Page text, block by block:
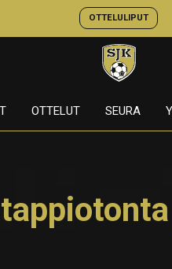
OTTELULIPUT
OTTELUT SEURA